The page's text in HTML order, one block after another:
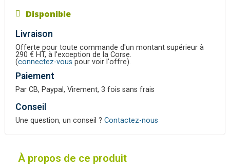
Disponible
Livraison
Offerte pour toute commande d'un montant supérieur à
290 € HT, à l'exception de la Corse.
(connectez-vous pour voir l'offre).
Paiement
Par CB, Paypal, Virement, 3 fois sans frais
Conseil
Une question, un conseil ? Contactez-nous
À propos de ce produit